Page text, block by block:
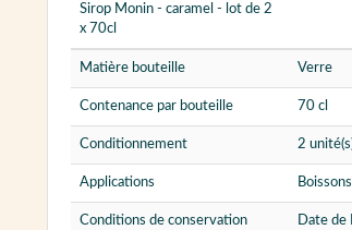
Sirop Monin - caramel - lot de 2
x 70cl
Matière bouteille Verre
Contenance par bouteille 70 cl
Conditionnement 2
Applications
Conditions de conservation Date de